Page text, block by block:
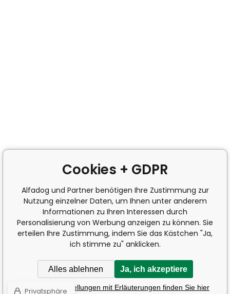
Cookies + GDPR
Alfadog und Partner benötigen Ihre Zustimmung zur
Nutzung einzelner Daten, um Ihnen unter anderem
Informationen zu Ihren Interessen durch
Personalisierung von Werbung anzeigen zu können. Sie
erteilen Ihre Zustimmung, indem Sie das Kästchen "Ja,
ich stimme zu" anklicken.
Alles ablehnen Ja, ich akzeptiere
Detaillierte Einstellungen mit Erläuterungen finden Sie hier
Privatsphäre